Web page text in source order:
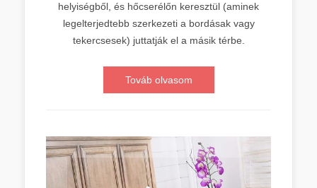
helyiségből, és hőcserélőn keresztül (aminek
legelterjedtebb szerkezeti a bordásak vagy
tekercsesek) juttatják el a másik térbe.
Továb olvasom